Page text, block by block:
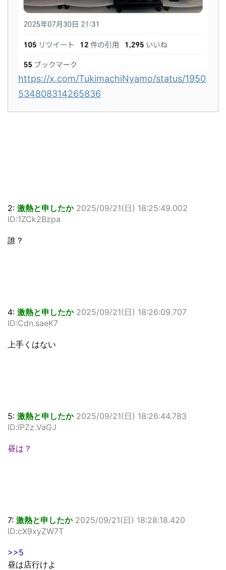
https://x.com/TukimachiNyamo/status/1950
534808314265836
2: 激熱と申したか 2025/09/21(日) 18:25:49.002
ID:1ZCk2Bzpa
誰？
4: 激熱と申したか 2025/09/21(日) 18:26:09.707
ID:Cdn.saeK7
上手くはない
5: 激熱と申したか 2025/09/21(日) 18:26:44.783
ID:lPZz.VaGJ
昼は？
7: 激熱と申したか 2025/09/21(日) 18:28:18.420
ID:cX9xyZW7T
>>5
昼は店行けよ